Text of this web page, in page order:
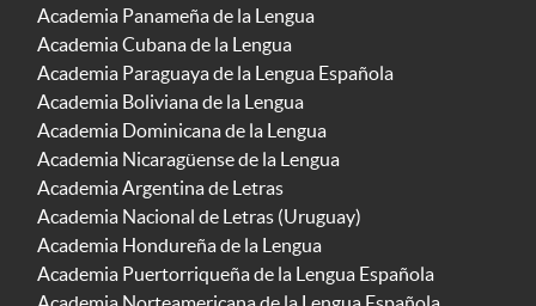
Academia Panameña de la Lengua
Academia Cubana de la Lengua
Academia Paraguaya de la Lengua Española
Academia Boliviana de la Lengua
Academia Dominicana de la Lengua
Academia Nicaragüense de la Lengua
Academia Argentina de Letras
Academia Nacional de Letras (Uruguay)
Academia Hondureña de la Lengua
Academia Puertorriqueña de la Lengua Española